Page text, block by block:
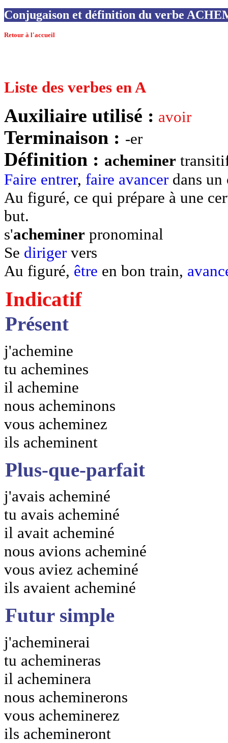
Conjugaison et définition du verbe
Retour à l'accueil
Liste des verbes en A
Auxiliaire utilisé : avoir
Terminaison : -er
Définition : acheminer
Faire entrer, faire avancer dans
Au figuré, ce qui prépare à une
but.
s'acheminer pronominal
Se diriger vers
Au figuré, être en bon train,
Indicatif
Présent
j'achemine
tu achemines
il achemine
nous acheminons
vous acheminez
ils acheminent
Plus-que-parfait
j'avais acheminé
tu avais acheminé
il avait acheminé
nous avions acheminé
vous aviez acheminé
ils avaient acheminé
Futur simple
j'acheminerai
tu achemineras
il acheminera
nous acheminerons
vous acheminerez
ils achemineront